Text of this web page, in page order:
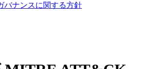
バナンスに関する方針